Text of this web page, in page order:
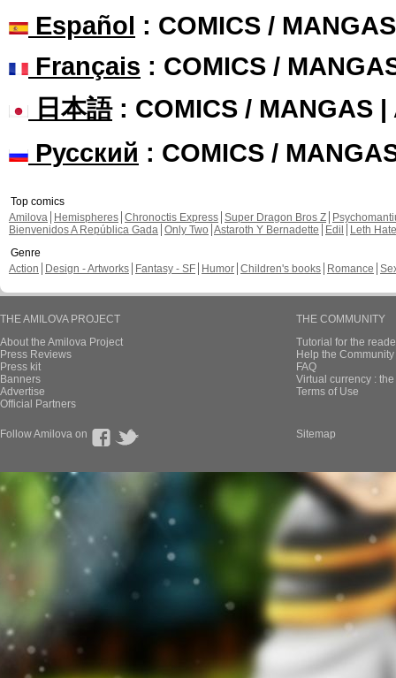
Español : COMICS /
Français : COMICS /
日本語: COMICS / MANGAS |
Русский : COMICS /
Top comics
Amilova
Hemispheres Chronoctis Express Super Dragon Bros Z
Bienvenidos A República Gada Only Two Astaroth Y Bernadette Edil
Leth Hate
Genre
Action
Design - Artworks Fantasy - SF Humor Children's books Romance
THE AMILOVA PROJECT
About the Amilova Project
Press Reviews
Press kit
Banners
Advertise
Official Partners
THE COMMUNITY
Tutorial for the
Help the
FAQ
Virtual currency :
Terms of Use
Follow Amilova on Sitemap